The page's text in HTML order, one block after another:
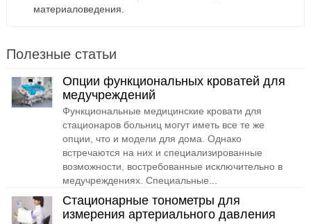
материаловедения.
Полезные статьи
Опции функциональных кроватей для
медучреждений
Функциональные медицинские кровати для
стационаров больниц могут иметь все те же
опции, что и модели для дома. Однако
встречаются на них и специализированные
возможности, востребованные исключительно в
медучреждениях. Специальные...
Стационарные тонометры для
измерения артериального давления